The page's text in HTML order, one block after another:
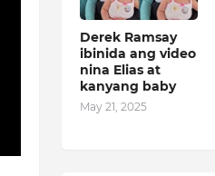
Derek Ramsay
ibinida ang video
nina Elias at
kanyang baby
May 21, 2025